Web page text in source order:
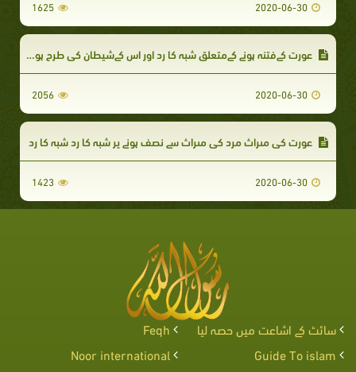
2020-06-30
1625
عورت کےفتنہ ہونے کےمتعلق شبہ کا رد اور اس کےشیطان کی طرح ہونے کامطلب
2020-06-30
2056
عورت كى مىراث مرد كى مىراث سے نصف ہونے پر شبہ کا رد شبہ کا رد
2020-06-30
1423
سائٹ کے اشاعت میں حصہ لیا
Feqh
Guide To islam
Noor international